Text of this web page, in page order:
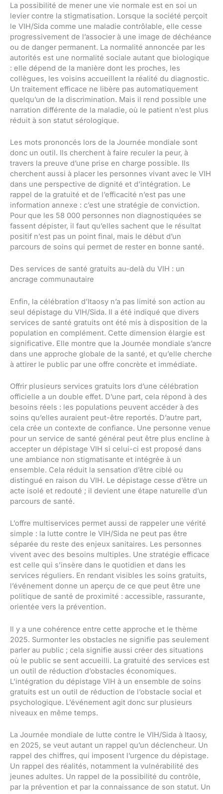
La possibilité de mener une vie normale est en soi un
levier contre la stigmatisation. Lorsque la société perçoit
le VIH/Sida comme une maladie contrôlable, elle cesse
progressivement de l’associer à une image de déchéance
ou de danger permanent. La normalité annoncée par les
autorités est une normalité sociale autant que biologique
: elle dépend de la manière dont les proches, les
collègues, les voisins accueillent la réalité du diagnostic.
Un traitement efficace ne libère pas automatiquement
quelqu’un de la discrimination. Mais il rend possible une
narration différente de la maladie, où le patient n’est plus
réduit à son statut sérologique.
Les mots prononcés lors de la Journée mondiale sont
donc un outil. Ils cherchent à faire reculer la peur, à
travers la preuve d’une prise en charge possible. Ils
cherchent aussi à placer les personnes vivant avec le VIH
dans une perspective de dignité et d’intégration. Le
rappel de la gratuité et de l’efficacité n’est pas une
information annexe : c’est une stratégie de conviction.
Pour que les 58 000 personnes non diagnostiquées se
fassent dépister, il faut qu’elles sachent que le résultat
positif n’est pas un point final, mais le début d’un
parcours de soins qui permet de rester en bonne santé.
Des services de santé gratuits au-delà du VIH : un
ancrage communautaire
Enfin, la célébration d’Itaosy n’a pas limité son action au
seul dépistage du VIH/Sida. Il a été indiqué que divers
services de santé gratuits ont été mis à disposition de la
population en complément. Cette dimension élargie est
significative. Elle montre que la Journée mondiale s’ancre
dans une approche globale de la santé, et qu’elle cherche
à attirer le public par une offre concrète et immédiate.
Offrir plusieurs services gratuits lors d’une célébration
officielle a un double effet. D’une part, cela répond à des
besoins réels : les populations peuvent accéder à des
soins qu’elles auraient peut-être reportés. D’autre part,
cela crée un contexte de confiance. Une personne venue
pour un service de santé général peut être plus encline à
accepter un dépistage VIH si celui-ci est proposé dans
une ambiance non stigmatisante et intégrée à un
ensemble. Cela réduit la sensation d’être ciblé ou
distingué en raison du VIH. Le dépistage cesse d’être un
acte isolé et redouté ; il devient une étape naturelle d’un
parcours de santé.
L’offre multiservices permet aussi de rappeler une vérité
simple : la lutte contre le VIH/Sida ne peut pas être
séparée du reste des enjeux sanitaires. Les personnes
vivent avec des besoins multiples. Une stratégie efficace
est celle qui s’insère dans le quotidien et dans les
services réguliers. En rendant visibles les soins gratuits,
l’événement donne un aperçu de ce que peut être une
politique de santé de proximité : accessible, rassurante,
orientée vers la prévention.
Il y a une cohérence entre cette approche et le thème
2025. Surmonter les obstacles ne signifie pas seulement
parler au public ; cela signifie aussi créer des situations
où le public se sent accueilli. La gratuité des services est
un outil de réduction d’obstacles économiques.
L’intégration du dépistage VIH à un ensemble de soins
gratuits est un outil de réduction de l’obstacle social et
psychologique. L’événement agit donc sur plusieurs
niveaux en même temps.
La Journée mondiale de lutte contre le VIH/Sida à Itaosy,
en 2025, se veut autant un rappel qu’un déclencheur. Un
rappel des chiffres, qui imposent l’urgence du dépistage.
Un rappel des réalités, notamment la vulnérabilité des
jeunes adultes. Un rappel de la possibilité du contrôle,
par la prévention et par la connaissance de son statut. Un